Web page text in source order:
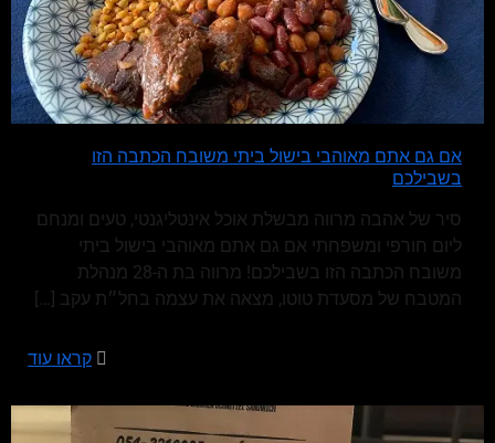
אם גם אתם מאוהבי בישול ביתי משובח הכתבה הזו
בשבילכם
סיר של אהבה מרווה מבשלת אוכל אינטליגנטי, טעים ומנחם
ליום חורפי ומשפחתי אם גם אתם מאוהבי בישול ביתי
משובח הכתבה הזו בשבילכם! מרווה בת ה-28 מנהלת
המטבח של מסעדת טוטו, מצאה את עצמה בחל״ת עקב […]
קראו עוד